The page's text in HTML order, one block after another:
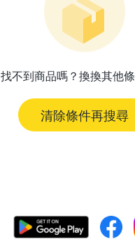
找不到商品嗎？換換其他條
清除條件再搜尋